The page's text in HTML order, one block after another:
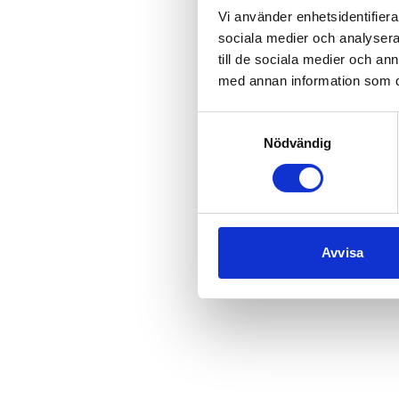
Vi använder
sociala medier och
till de sociala medier och
med annan information som
Nödvändig
Avvisa
Application